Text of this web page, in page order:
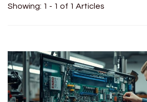
Showing: 1 - 1 of 1 Articles